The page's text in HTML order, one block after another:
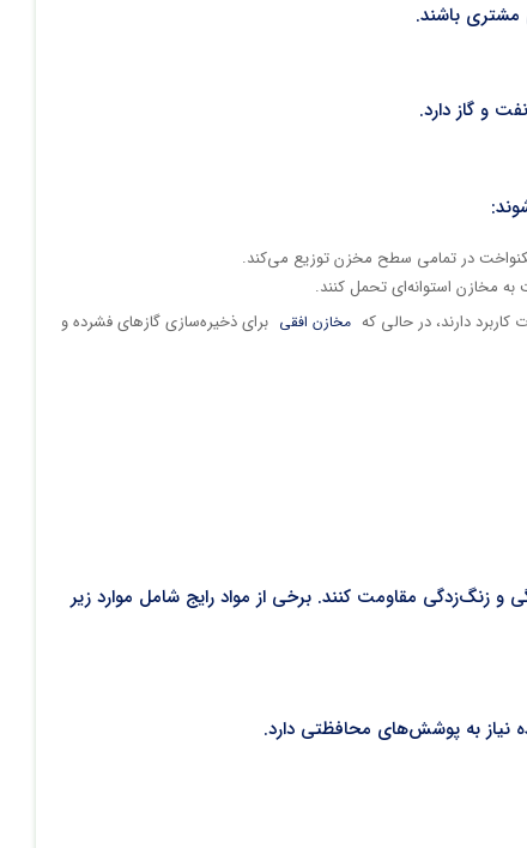
مشتری باشند.
یکنواخت در تمامی سطح مخزن توزیع می‌کند.
مخازن استوانه‌ای تحمل کنند.
دارند، در حالی که مخازن افقی برای ذخیره‌سازی گازهای فشرده و
و زنگ‌زدگی مقاومت کنند. برخی از مواد رایج شامل موارد زیر
نیاز به پوشش‌های محافظتی دارد.